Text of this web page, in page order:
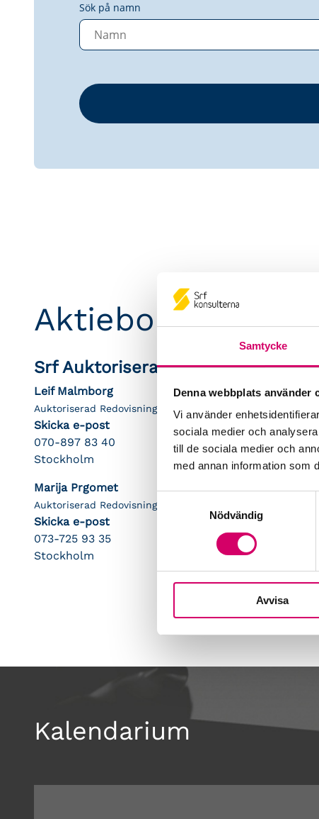
Samtycke
Denna webbplats använder
Vi använder
sociala medier och
till de sociala medier och
med annan information som
Nödvändig
Avvisa
Sök på namn
Aktiebolagstjänst
Srf Auktoriserade konsulter
Leif Malmborg
Auktoriserad Redovisningskonsult
Skicka e-post
070-897 83 40
Stockholm
Marija Prgomet
Auktoriserad Redovisningskonsult
Skicka e-post
073-725 93 35
Stockholm
Kalendarium